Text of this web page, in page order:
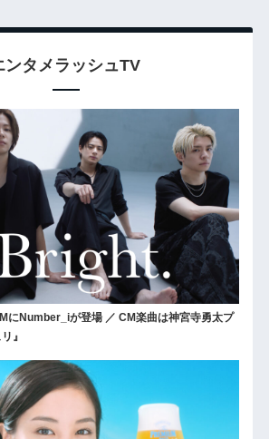
ンタメラッシュTV
にNumber_iが登場 ／ CM楽曲は神宮寺勇太プ
』